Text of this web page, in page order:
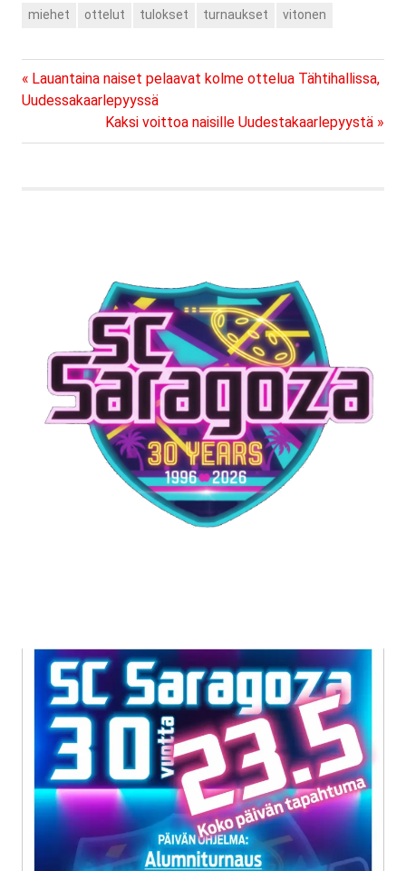
kenttäpelaajasta tuli
ainekset olivat melkoiset.
FBC Remixin kohtaaminen
oli kuten aikaisemmatkin
tällä kaudella todella
tasainen. Kokoonpano
miehet ottelut tulokset turnaukset vitonen
Artikkelien
Previous
Post:
Lauantaina naiset pelaavat kolme ottelua Tähtihallissa,
Uudessakaarlepyyssä
Next
Post:
Kaksi voittoa naisille Uudestakaarlepyystä